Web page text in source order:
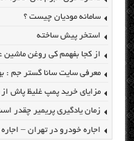
سامانه مودیان چیست ؟
استخر پیش ساخته
از کجا بفهمم کی روغن
معرفی سایت سانا گستر جم :
مزایای خرید پمپ غلیظ پاش
زمان یادگیری پریمیر چقدر
اجاره خودرو در تهران –